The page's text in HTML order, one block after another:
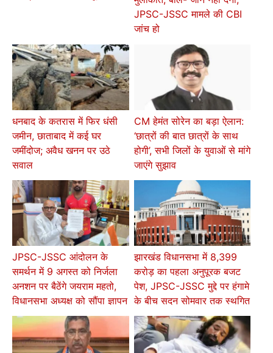
JPSC-JSSC मामले की CBI
जांच हो
धनबाद के कतरास में फिर धंसी
जमीन, छाताबाद में कई घर
जमींदोज; अवैध खनन पर उठे
सवाल
CM हेमंत सोरेन का बड़ा ऐलान:
‘छात्रों की बात छात्रों के साथ
होगी’, सभी जिलों के युवाओं से मांगे
जाएंगे सुझाव
JPSC-JSSC आंदोलन के
समर्थन में 9 अगस्त को निर्जला
अनशन पर बैठेंगे जयराम महतो,
विधानसभा अध्यक्ष को सौंपा ज्ञापन
झारखंड विधानसभा में 8,399
करोड़ का पहला अनुपूरक बजट
पेश, JPSC-JSSC मुद्दे पर हंगामे
के बीच सदन सोमवार तक स्थगित